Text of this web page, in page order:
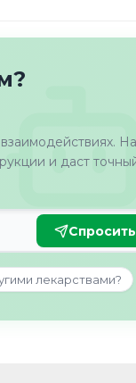
и даст
Спросить
лекарствами?